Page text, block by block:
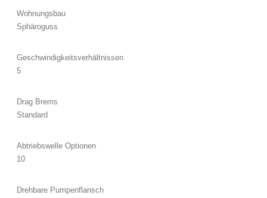
Wohnungsbau
Sphäroguss
Geschwindigkeitsverhältnissen
5
Drag Brems
Standard
Abtriebswelle Optionen
10
Drehbare Pumpenflansch